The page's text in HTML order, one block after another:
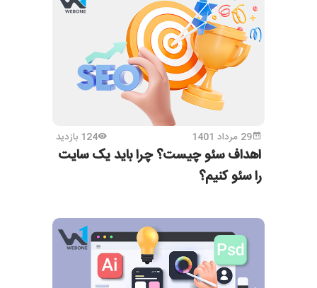
29 مرداد 1401 124 بازدید
اهداف سئو چیست؟ چرا باید یک سایت
را سئو کنیم؟